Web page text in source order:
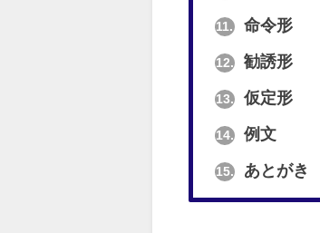
11. 命令形
12. 勧誘形
13. 仮定形
14. 例文
15. あとがき